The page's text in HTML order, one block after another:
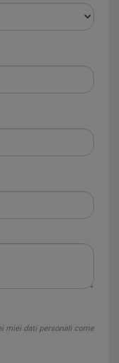
miei dati personali come